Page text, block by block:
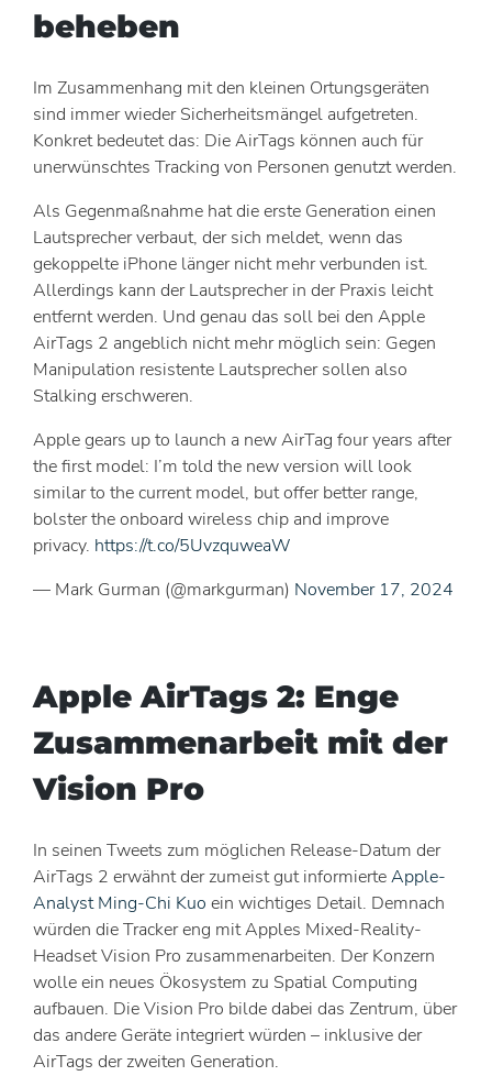
beheben
Im Zusammenhang mit den kleinen Ortungsgeräten
sind immer wieder Sicherheitsmängel aufgetreten.
Konkret bedeutet das: Die AirTags können auch für
unerwünschtes Tracking von Personen genutzt werden.
Als Gegenmaßnahme hat die erste Generation einen
Lautsprecher verbaut, der sich meldet, wenn das
gekoppelte iPhone länger nicht mehr verbunden ist.
Allerdings kann der Lautsprecher in der Praxis leicht
entfernt werden. Und genau das soll bei den Apple
AirTags 2 angeblich nicht mehr möglich sein: Gegen
Manipulation resistente Lautsprecher sollen also
Stalking erschweren.
Apple gears up to launch a new AirTag four years after
the first model: I’m told the new version will look
similar to the current model, but offer better range,
bolster the onboard wireless chip and improve
privacy. https://t.co/5UvzquweaW
— Mark Gurman (@markgurman) November 17, 2024
Apple AirTags 2: Enge
Zusammenarbeit mit der
Vision Pro
In seinen Tweets zum möglichen Release-Datum der
AirTags 2 erwähnt der zumeist gut informierteApple-
Analyst Ming-Chi Kuo ein wichtiges Detail. Demnach
würden die Tracker eng mit Apples Mixed-Reality-
Headset Vision Pro zusammenarbeiten. Der Konzern
wolle ein neues Ökosystem zu Spatial Computing
aufbauen. Die Vision Pro bilde dabei das Zentrum, über
das andere Geräte integriert würden – inklusive der
AirTags der zweiten Generation.